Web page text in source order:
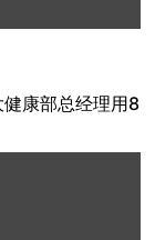
康部总经理用8